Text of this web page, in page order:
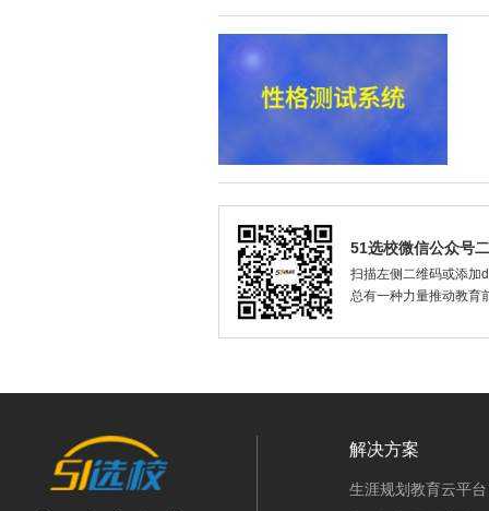
51选校微信公众号
扫描左侧二维码或添加
总有一种力量推动教育
解决方案
生涯规划教育云平台